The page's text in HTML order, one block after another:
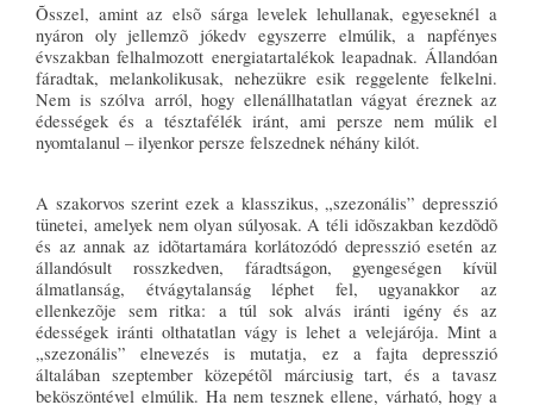
Õsszel, amint az elsõ sárga levelek lehullanak, egyeseknél a
nyáron oly jellemzõ jókedv egyszerre elmúlik, a napfényes
évszakban felhalmozott energiatartalékok leapadnak. Állandóan
fáradtak, melankolikusak, nehezükre esik reggelente felkelni.
Nem is szólva arról, hogy ellenállhatatlan vágyat éreznek az
édességek és a tésztafélék iránt, ami persze nem múlik el
nyomtalanul – ilyenkor persze felszednek néhány kilót.
A szakorvos szerint ezek a klasszikus, „szezonális” depresszió
tünetei, amelyek nem olyan súlyosak. A téli idõszakban kezdõdõ
és az annak az idõtartamára korlátozódó depresszió esetén az
állandósult rosszkedven, fáradtságon, gyengeségen kívül
álmatlanság, étvágytalanság léphet fel, ugyanakkor az
ellenkezõje sem ritka: a túl sok alvás iránti igény és az
édességek iránti olthatatlan vágy is lehet a velejárója. Mint a
„szezonális” elnevezés is mutatja, ez a fajta depresszió
általában szeptember közepétõl márciusig tart, és a tavasz
beköszöntével elmúlik. Ha nem tesznek ellene, várható, hogy a